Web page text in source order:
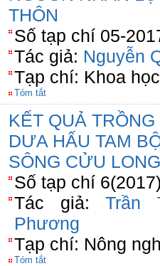
THÔN
Số tạp chí 05-
Tác giả: Nguyễn
Tạp chí: Khoa
Tóm tắt
KẾT QUẢ
DƯA HẤU TAM
SÔNG CỬU LONG
Số tạp chí
Tác giả:Trần
Phương
Tạp chí: Nông
Tóm tắt